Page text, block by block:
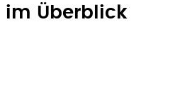
im Überblick